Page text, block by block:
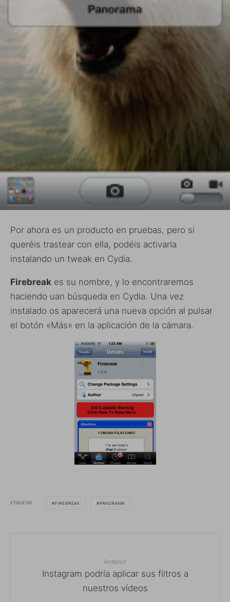
Por ahora es un producto en pruebas, pero si
queréis trastear con ella, podéis activarla
instalando un tweak en Cydia.
Firebreak es su nombre, y lo encontraremos
haciendo uan búsqueda en Cydia. Una vez
instalado os aparecerá una nueva opción al pulsar
el botón «Más» en la aplicación de la cámara.
ETIQUETAS FIREBREAK PANORAMA
Anterior
Instagram podría aplicar sus filtros a
nuestros vídeos